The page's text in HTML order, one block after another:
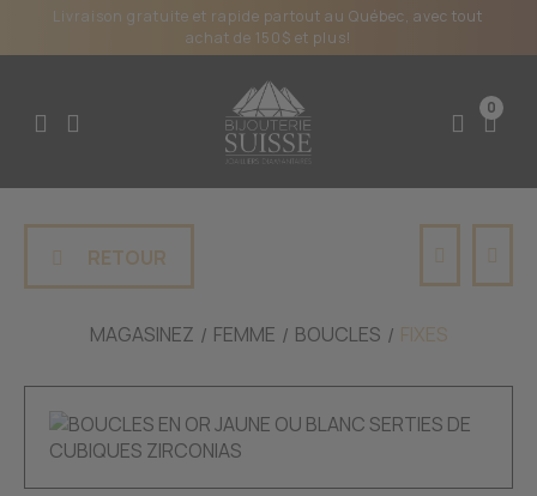
Livraison gratuite et rapide partout au Québec, avec tout
achat de 150$ et plus!
0
RETOUR
MAGASINEZ FEMME BOUCLES FIXES